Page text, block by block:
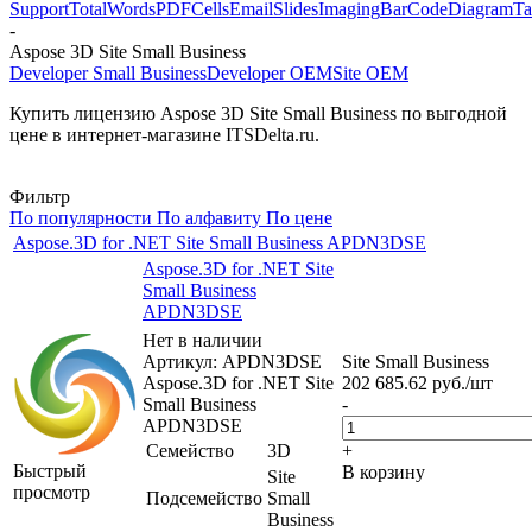
SupportTotalWordsPDFCellsEmailSlidesImagingBarCodeDiagram
-
Aspose 3D Site Small Business
Developer Small BusinessDeveloper OEMSite OEM
Купить лицензию Aspose 3D Site Small Business по выгодной
цене в интернет-магазине ITSDelta.ru.
Фильтр
По популярности По алфавиту По цене
Aspose.3D for .NET Site Small Business APDN3DSE
Быстрый
просмотр
Aspose.3D for .NET Site
Small Business
APDN3DSE
Нет в наличии
Артикул: APDN3DSE
Aspose.3D for .NET Site
Small Business
APDN3DSE
Семейство
3D
Подсемейство
Site
Small
Business
Site Small Business
202 685.62 руб./шт
-
+
В корзину